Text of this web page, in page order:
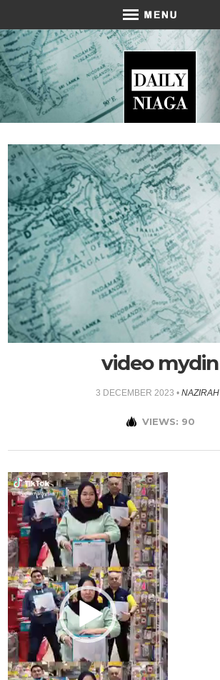
video mydin
3 DECEMBER 2023 • NAZIRAH
VIEWS: 90
Video
Player